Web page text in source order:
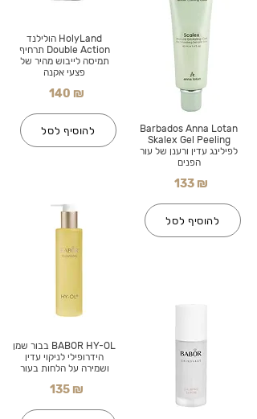
HolyLand הולילנד
Double Action תרחיף
תמיסה לייבוש מהיר של
פצעי אקנה
140 ₪
להוסיף לסל
BABOR HY-OL בבור שמן
הידרופילי לניקוי עדין
ושמירה על הלחות בעור
135 ₪
Barbados Anna Lotan
Skalex Gel Peeling
לפילינג עדין ורענן של עור
הפנים
133 ₪
להוסיף לסל